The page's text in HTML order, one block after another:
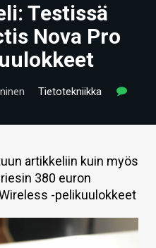
Testissä
Nova Pro
Tietotekniikka
artikkeliin kuin myös
380 euron
-pelikuulokkeet